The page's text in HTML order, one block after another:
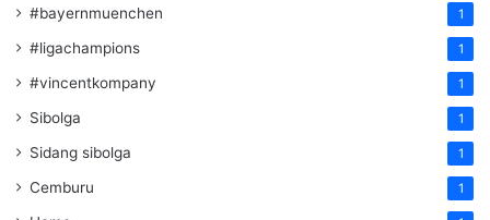
#bayernmuenchen 1
#ligachampions 1
#vincentkompany 1
Sibolga 1
Sidang sibolga 1
Cemburu 1